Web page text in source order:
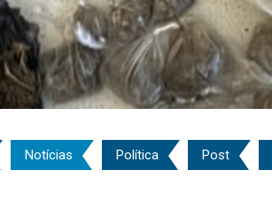
Notícias Política Post